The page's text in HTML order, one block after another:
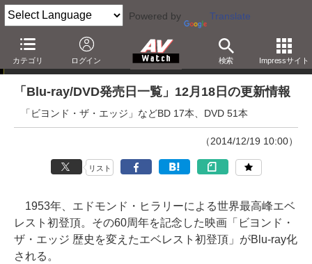
Powered by Translate
カテゴリ ログイン 検索 Impressサイト
「Blu-ray発売日一覧」の更新情報
「Blu-ray/DVD発売日一覧」12月18日の更新情報
「ビヨンド・ザ・エッジ」などBD 17本、DVD 51本
（2014/12/19 10:00）
リスト
1953年、エドモンド・ヒラリーによる世界最高峰エベ
レスト初登頂。その60周年を記念した映画「ビヨンド・
ザ・エッジ 歴史を変えたエベレスト初登頂」がBlu-ray化
される。